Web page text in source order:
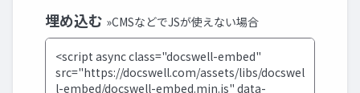
埋め込む »CMSなどでJSが使えない場合